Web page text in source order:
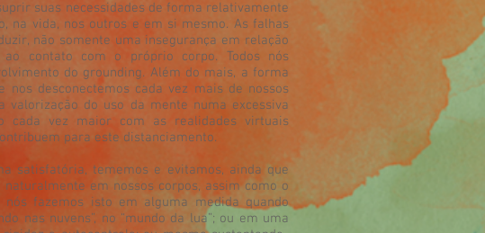
suas necessidades de forma relativamente
na vida, nos outros e em si mesmo. As falhas
não somente uma insegurança em relação
contato com o próprio corpo. Todos nós
do grounding. Além do mais, a forma
desconectemos cada vez mais de nossos
valorização do uso da mente numa excessiva
cada vez maior com as realidades virtuais
para este distanciamento.
satisfatória, tememos e evitamos, ainda que
em nossos corpos, assim como o
fazemos isto em alguma medida quando
nas nuvens”, no “mundo da lua”; ou em uma